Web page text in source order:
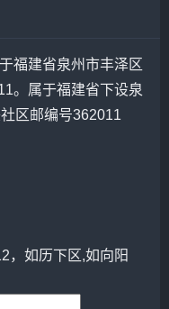
福建省泉州市丰泽区
。属于福建省下设泉
区邮编号362011
，如历下区,如向阳